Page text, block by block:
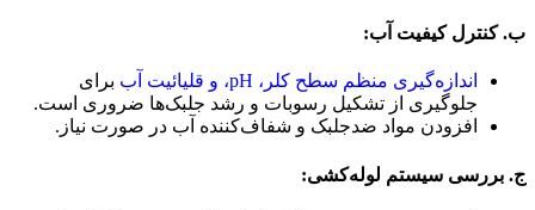
ب. کنترل کیفیت آب:
اندازه‌گیری منظم سطح کلر، pH، و قلیائیت آب
برای
جلوگیری از تشکیل رسوبات و رشد جلبک‌ها ضروری است.
افزودن مواد ضدجلبک و شفاف‌کننده آب در صورت نیاز.
ج. بررسی سیستم لوله‌کشی: